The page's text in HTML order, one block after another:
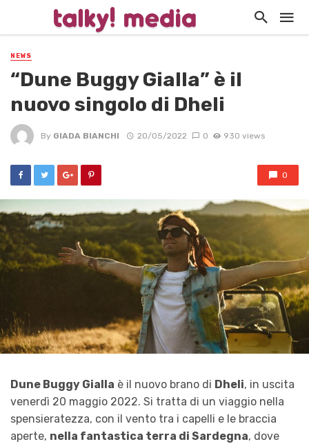
NEWS
“Dune Buggy Gialla” è il
nuovo singolo di Dheli
By GIADA BIANCHI 20/05/2022 0 930 views
0
Dune Buggy Gialla è il nuovo brano di Dheli, in uscita
venerdì 20 maggio 2022. Si tratta di un viaggio nella
spensieratezza, con il vento tra i capelli e le braccia
aperte, nella fantastica terra di Sardegna, dove